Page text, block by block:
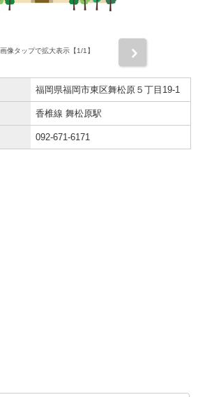
画像タップで拡大表示【1/1】
福岡県福岡市東区舞松原５丁目19-1
香椎線 舞松原駅
092-671-6171